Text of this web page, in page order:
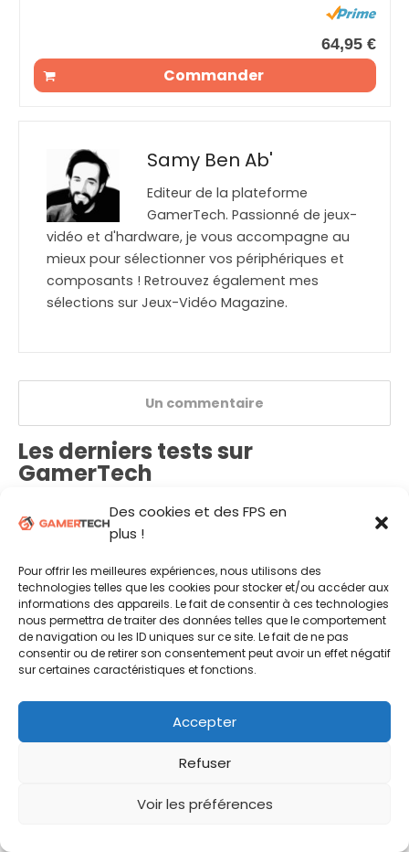
Des cookies et des FPS en
plus !
Pour offrir les meilleures expériences, nous utilisons des
technologies telles que les cookies pour stocker et/ou accéder aux
informations des appareils. Le fait de consentir à ces technologies
nous permettra de traiter des données telles que le comportement
de navigation ou les ID uniques sur ce site. Le fait de ne pas
consentir ou de retirer son consentement peut avoir un effet négatif
sur certaines caractéristiques et fonctions.
Accepter
Refuser
Voir les préférences
64,95 €
Commander
Samy Ben Ab'
Editeur de la plateforme
GamerTech. Passionné de jeux-
vidéo et d'hardware, je vous accompagne au
mieux pour sélectionner vos périphériques et
composants ! Retrouvez également mes
sélections sur Jeux-Vidéo Magazine.
Un commentaire
Les derniers tests sur
GamerTech
GameSir T7 Pro Sugar Whirl
Manette Gamer
Corsair Clipper Pro Mini 60
Clavier Gamer 4/5
Logitech G316 X 98
Clavier Gamer 2.5/5
GameSir Cyclone 2
4/5
Logitech G305 X Superlight
Elgato Facecam 4K